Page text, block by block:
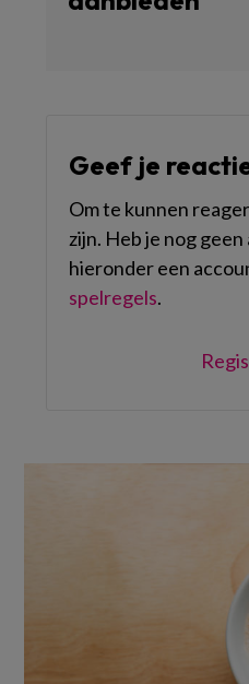
Geef je
Om te kunnen
zijn. Heb je nog
hieronder een
spelregels.